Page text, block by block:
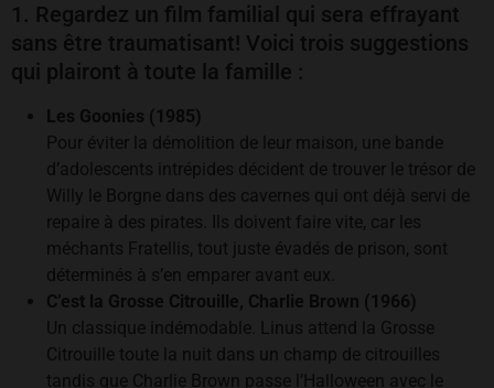
1. Regardez un film familial qui sera effrayant
sans être traumatisant! Voici trois suggestions
qui plairont à toute la famille :
Les Goonies (1985)
Pour éviter la démolition de leur maison, une bande
d’adolescents intrépides décident de trouver le trésor de
Willy le Borgne dans des cavernes qui ont déjà servi de
repaire à des pirates. Ils doivent faire vite, car les
méchants Fratellis, tout juste évadés de prison, sont
déterminés à s’en emparer avant eux.
C’est la Grosse Citrouille, Charlie Brown (1966)
Un classique indémodable. Linus attend la Grosse
Citrouille toute la nuit dans un champ de citrouilles
tandis que Charlie Brown passe l’Halloween avec le